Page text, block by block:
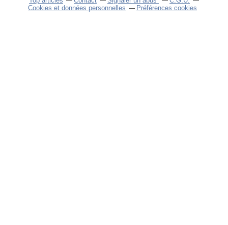
Cookies et données personnelles
Préférences cookies